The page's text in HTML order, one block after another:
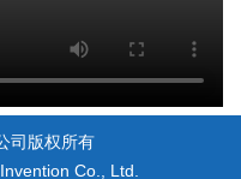
司版权所有
Co., Ltd.